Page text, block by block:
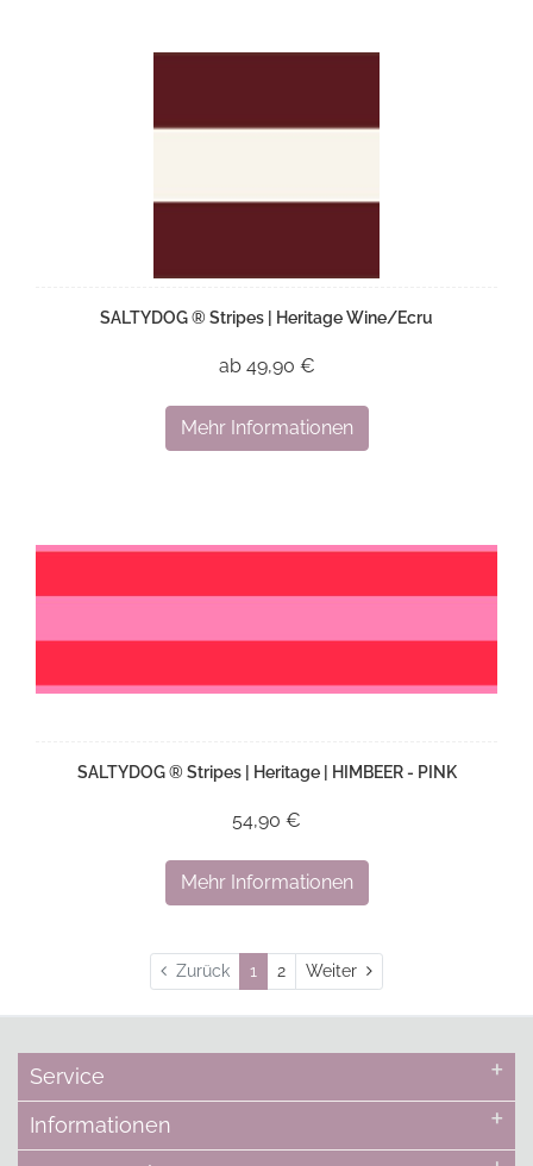
SALTYDOG ® Stripes | Heritage Wine/Ecru
ab 49,90 €
Mehr Informationen
SALTYDOG ® Stripes | Heritage | HIMBEER - PINK
54,90 €
Mehr Informationen
Zurück 1 2 Weiter Weiter
Service
Informationen